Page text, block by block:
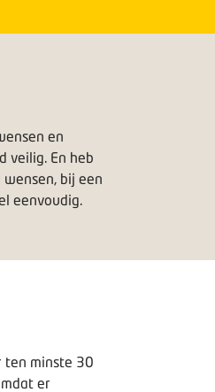
en
veilig. En heb
bij een
eenvoudig.
ten minste 30
er